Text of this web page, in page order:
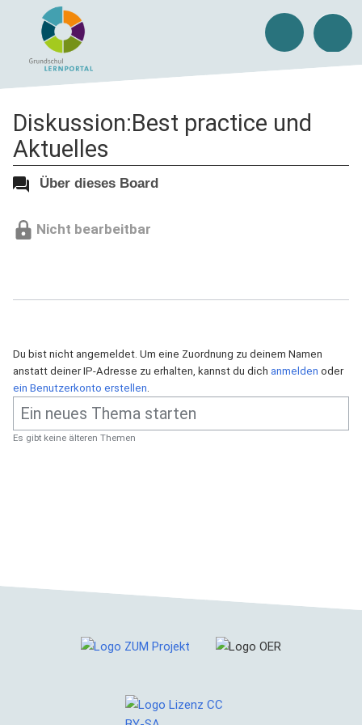
Diskussion:Best practice und
Aktuelles
Über dieses Board
Nicht bearbeitbar
Du bist nicht angemeldet. Um eine Zuordnung zu deinem Namen
anstatt deiner IP-Adresse zu erhalten, kannst du dich anmelden oder
ein Benutzerkonto erstellen.
Es gibt keine älteren Themen